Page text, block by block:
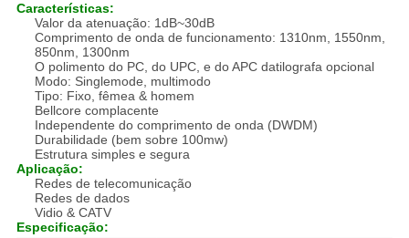
Características:
Valor da atenuação: 1dB~30dB
Comprimento de onda de funcionamento: 1310nm, 1550nm,
850nm, 1300nm
O polimento do PC, do UPC, e do APC datilografa opcional
Modo: Singlemode, multimodo
Tipo: Fixo, fêmea & homem
Bellcore complacente
Independente do comprimento de onda (DWDM)
Durabilidade (bem sobre 100mw)
Estrutura simples e segura
Aplicação:
Redes de telecomunicação
Redes de dados
Vidio & CATV
Especificação: